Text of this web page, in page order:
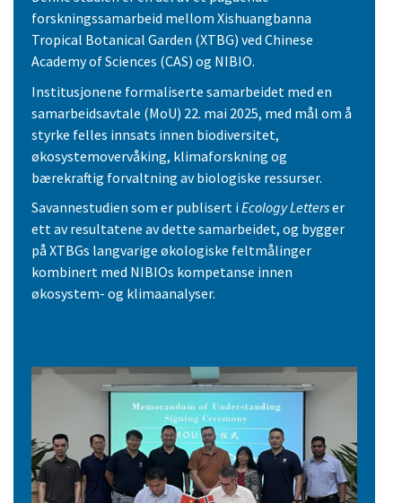
forskningssamarbeid mellom Xishuangbanna
Tropical Botanical Garden (XTBG) ved Chinese
Academy of Sciences (CAS) og NIBIO.
Institusjonene formaliserte samarbeidet med en
samarbeidsavtale (MoU) 22. mai 2025, med mål om å
styrke felles innsats innen biodiversitet,
økosystemovervåking, klimaforskning og
bærekraftig forvaltning av biologiske ressurser.
Savannestudien som er publisert iEcology Letterser
ett av resultatene av dette samarbeidet, og bygger
på XTBGs langvarige økologiske feltmålinger
kombinert med NIBIOs kompetanse innen
økosystem- og klimaanalyser.